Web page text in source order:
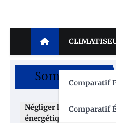
content
Comparatif
Comparatif
Sommaire
Négliger l’évaluation des
énergétiques de votre